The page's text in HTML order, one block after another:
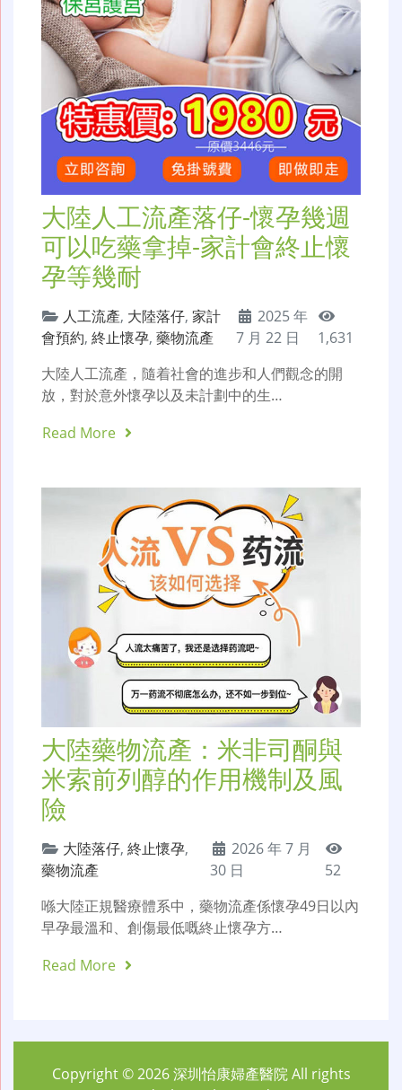
大陸人工流產落仔-懷孕幾週
可以吃藥拿掉-家計會終止懷
孕等幾耐
人工流產, 大陸落仔, 家計
會預約, 終止懷孕, 藥物流產
2025 年
7 月 22 日
1,631
大陸人工流產，隨着社會的進步和人們觀念的開
放，對於意外懷孕以及未計劃中的生…
Read More
大陸藥物流產：米非司酮與
米索前列醇的作用機制及風
險
大陸落仔, 終止懷孕,
藥物流產
2026 年 7 月
30 日
52
喺大陸正規醫療體系中，藥物流產係懷孕49日以內
早孕最溫和、創傷最低嘅終止懷孕方…
Read More
Copyright © 2026深圳怡康婦產醫院All rights